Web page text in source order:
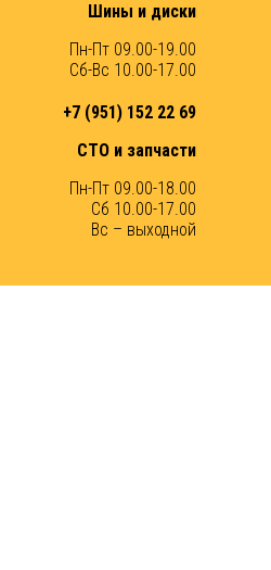
Шины и диски
Пн-Пт 09.00-19.00
Сб-Вс 10.00-17.00
+7 (951) 152 22 69
СТО и запчасти
Пн-Пт 09.00-18.00
Сб 10.00-17.00
Вс – выходной